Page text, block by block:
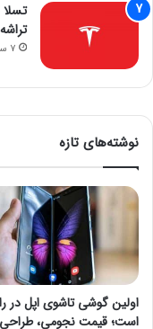
7 سپتامبر 2021
نوشته‌های تازه
اولین گوشی تاشوی اپل در
است؛ قیمت نجومی، طراحی